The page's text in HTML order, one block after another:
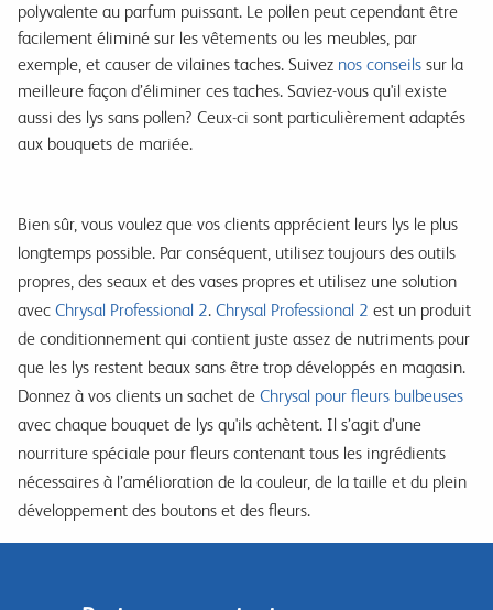
polyvalente au parfum puissant. Le pollen peut cependant être
facilement éliminé sur les vêtements ou les meubles, par
exemple, et causer de vilaines taches. Suivez nos conseils sur la
meilleure façon d’éliminer ces taches. Saviez-vous qu'il existe
aussi des lys sans pollen? Ceux-ci sont particulièrement adaptés
aux bouquets de mariée.
Bien sûr, vous voulez que vos clients apprécient leurs lys le plus
longtemps possible. Par conséquent, utilisez toujours des outils
propres, des seaux et des vases propres et utilisez une solution
avec Chrysal Professional 2. Chrysal Professional 2 est un produit
de conditionnement qui contient juste assez de nutriments pour
que les lys restent beaux sans être trop développés en magasin.
Donnez à vos clients un sachet de Chrysal pour fleurs bulbeuses
avec chaque bouquet de lys qu'ils achètent. Il s’agit d’une
nourriture spéciale pour fleurs contenant tous les ingrédients
nécessaires à l’amélioration de la couleur, de la taille et du plein
développement des boutons et des fleurs.